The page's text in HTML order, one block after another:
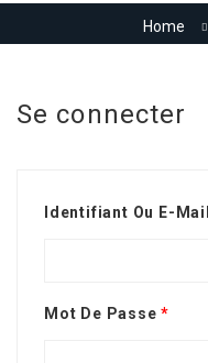
Home
Se connecter
Identifiant Ou E-Mail
Mot De Passe*